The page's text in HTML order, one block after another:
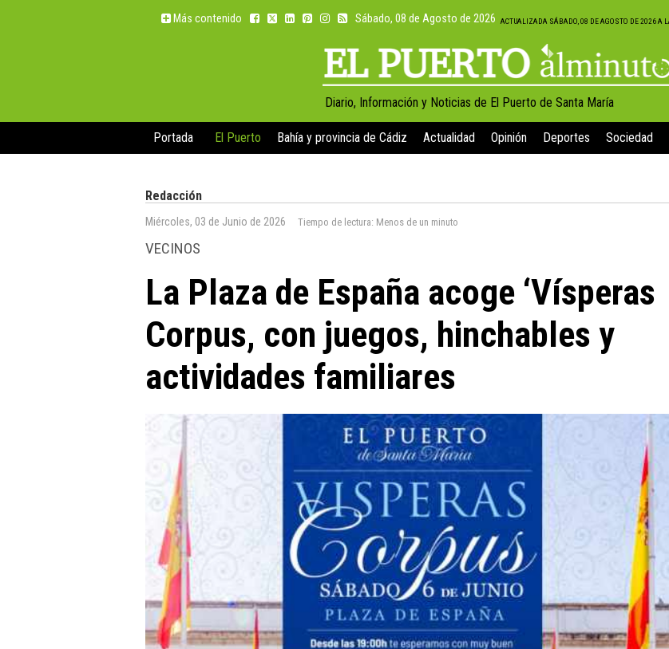
Más contenido Sábado, 08 de Agosto de 2026 ACTUALIZADA SÁBADO, 08 DE AGOSTO DE 2026 A
Diario, Información y Noticias de El Puerto de Santa María
Portada El Puerto Bahía y provincia de Cádiz Actualidad Opinión Deportes Sociedad
Redacción
Miércoles, 03 de Junio de 2026 Tiempo de lectura: Menos de un minuto
VECINOS
La Plaza de España acoge ‘Vísperas
Corpus, con juegos, hinchables y
actividades familiares